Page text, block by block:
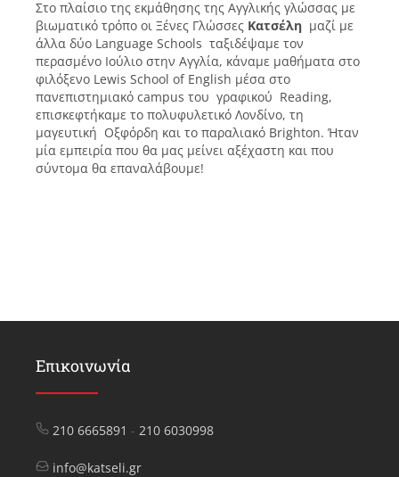
Στο πλαίσιο της εκμάθησης της Αγγλικής γλώσσας με
βιωματικό τρόπο οι Ξένες Γλώσσες Κατσέλη μαζί με
άλλα δύο Language Schools ταξιδέψαμε τον
περασμένο Ιούλιο στην Αγγλία, κάναμε μαθήματα στο
φιλόξενο Lewis School of English μέσα στο
πανεπιστημιακό campus του γραφικού Reading,
επισκεφτήκαμε το πολυφυλετικό Λονδίνο, τη
μαγευτική Οξφόρδη και το παραλιακό Brighton. Ήταν
μία εμπειρία που θα μας μείνει αξέχαστη και που
σύντομα θα επαναλάβουμε!
Επικοινωνία
210 6665891 - 210 6030998
info@katseli.gr